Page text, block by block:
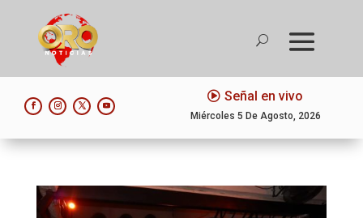
Señal en vivo
Miércoles 5 De Agosto, 2026